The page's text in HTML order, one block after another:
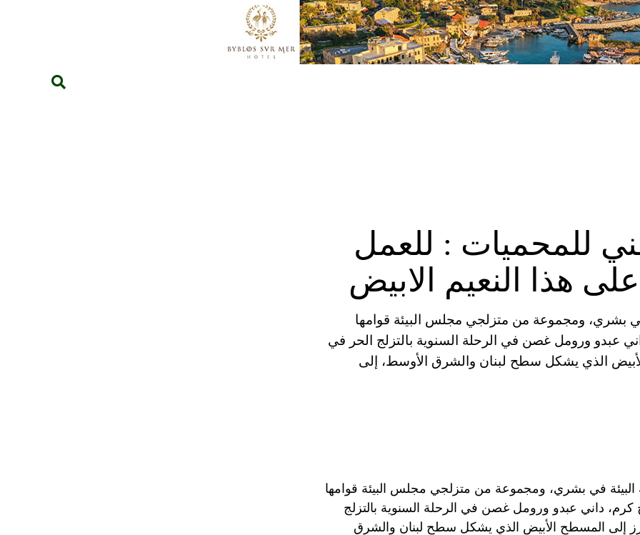
للمحميات : للعمل
هذا النعيم الابيض
بشري، ومجموعة من متزلجي مجلس البيئة قوامها
عبدو ورومل غصن في الرحلة السنوية بالتزلج الحر في
الذي يشكل سطح لبنان والشرق الأوسط، إلى
في بشري، ومجموعة من متزلجي مجلس البيئة قوامها
داني عبدو ورومل غصن في الرحلة السنوية بالتزلج
إلى المسطح الأبيض الذي يشكل سطح لبنان والشرق